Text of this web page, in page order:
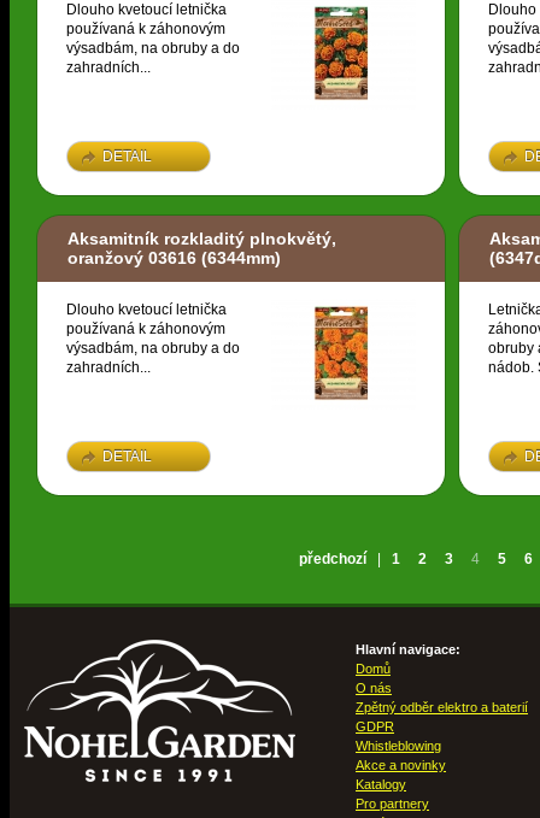
Dlouho kvetoucí letnička
používaná k záhonovým
výsadbám, na obruby a do
zahradních...
DETAIL
Aksamitník rozkladitý plnokvětý,
oranžový 03616 (6344mm)
Dlouho kvetoucí letnička
používaná k záhonovým
výsadbám, na obruby a do
zahradních...
DETAIL
obruby
nádob.
předchozí 1 2 3 4 5 6
Hlavní navigace:
Domů
O nás
Zpětný odběr elektro a baterií
GDPR
Whistleblowing
Akce a novinky
Katalogy
Pro partnery